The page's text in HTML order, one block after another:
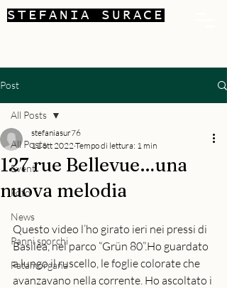
STEFANIA SURACE
Post
All Posts
Eventi
Foto
News
Panni sporchi
Fatamorgana
All Posts
127 rue Bellevue…una
nuova melodia
stefaniasur76
11 ott 2022Tempo di lettura: 1 min
Questo video l’ho girato ieri nei pressi di
Basilea, nel parco “Grün 80”.Ho guardato
a lungo il ruscello, le foglie colorate che
avanzavano nella corrente. Ho ascoltato i